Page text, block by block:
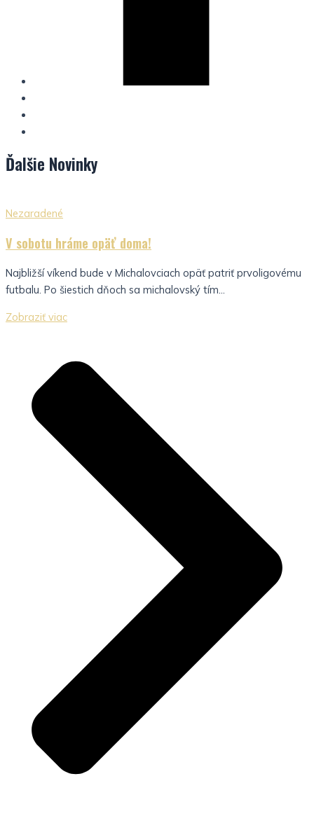
Ďalšie Novinky
Nezaradené
V sobotu hráme opäť doma!
Najbližší víkend bude v Michalovciach opäť patriť prvoligovému
futbalu. Po šiestich dňoch sa michalovský tím...
Zobraziť viac